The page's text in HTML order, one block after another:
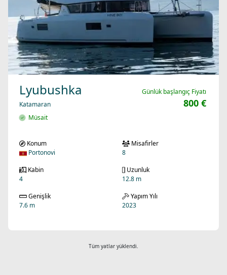
Lyubushka
Katamaran
Müsait
Günlük başlangıç Fiyatı
800 €
Konum
Portonovi
Misafirler
8
Kabin
4
Uzunluk
12.8 m
Genişlik
7.6 m
Yapım Yılı
2023
Tüm yatlar yüklendi.